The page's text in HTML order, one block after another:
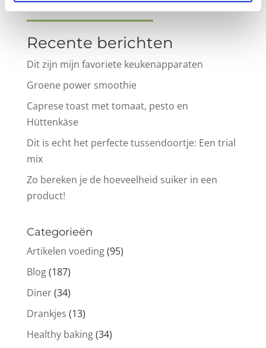
Recente berichten
Dit zijn mijn favoriete keukenapparaten
Groene power smoothie
Caprese toast met tomaat, pesto en
Hüttenkäse
Dit is echt het perfecte tussendoortje: Een trial
mix
Zo bereken je de hoeveelheid suiker in een
product!
Categorieën
Artikelen voeding(95)
Blog(187)
Diner(34)
Drankjes (13)
Healthy baking(34)